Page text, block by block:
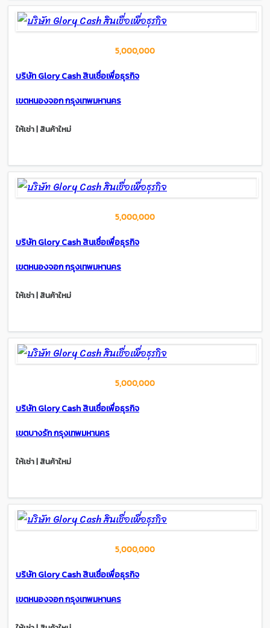
5,000,000
บริษัท Glory Cash สินเชื่อเพื่อธุรกิจ
เขตหนองจอก กรุงเทพมหานคร
ให้เช่า | สินค้าใหม่
5,000,000
บริษัท Glory Cash สินเชื่อเพื่อธุรกิจ
เขตหนองจอก กรุงเทพมหานคร
ให้เช่า | สินค้าใหม่
5,000,000
บริษัท Glory Cash สินเชื่อเพื่อธุรกิจ
เขตบางรัก กรุงเทพมหานคร
ให้เช่า | สินค้าใหม่
5,000,000
บริษัท Glory Cash สินเชื่อเพื่อธุรกิจ
เขตหนองจอก กรุงเทพมหานคร